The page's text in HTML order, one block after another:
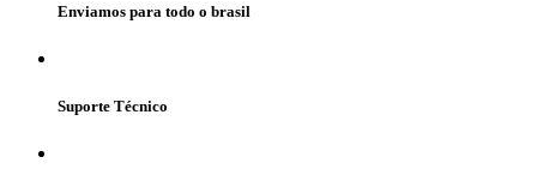
Enviamos para todo o brasil
Suporte Técnico